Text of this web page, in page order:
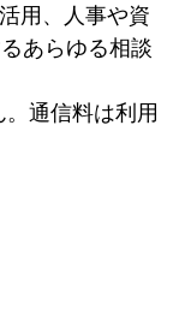
用、人事や資
あらゆる相談
通信料は利用